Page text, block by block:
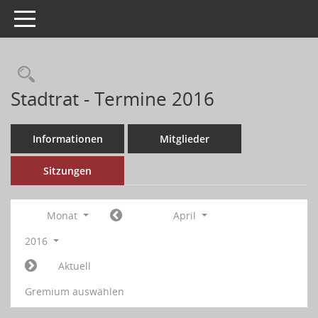
Toggle navigation
Stadtrat - Termine 2016
Informationen Mitglieder
Sitzungen
Monat
April
2016
Aktuell
Gremium auswählen